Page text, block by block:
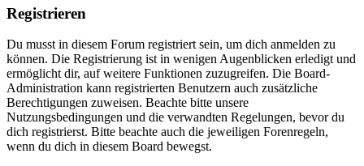
Registrieren
Du musst in diesem Forum registriert sein, um dich anmelden zu
können. Die Registrierung ist in wenigen Augenblicken erledigt und
ermöglicht dir, auf weitere Funktionen zuzugreifen. Die Board-
Administration kann registrierten Benutzern auch zusätzliche
Berechtigungen zuweisen. Beachte bitte unsere
Nutzungsbedingungen und die verwandten Regelungen, bevor du
dich registrierst. Bitte beachte auch die jeweiligen Forenregeln,
wenn du dich in diesem Board bewegst.